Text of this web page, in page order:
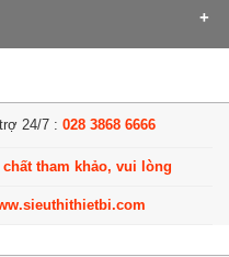
24/7 :028 3868 6666
tham khảo, vui lòng